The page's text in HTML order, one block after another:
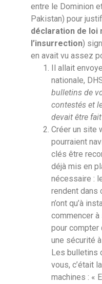
entre le Dominion
Pakistan) pour
déclaration de loi
l’insurrection)
en avait vu assez
Il allait
nationale,
bulletins de
contestés et
devait être
Créer un site
pourraient
clés être
déjà mis en
nécessaire :
rendent dans
n’ont qu’à
commencer
pour compter
une sécurité
Les bulletins
vous, c’était
machines : «